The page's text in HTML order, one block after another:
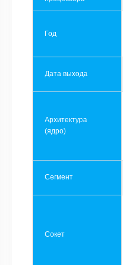
Год
Дата выхода
Архитектура
(ядро)
Сегмент
Сокет